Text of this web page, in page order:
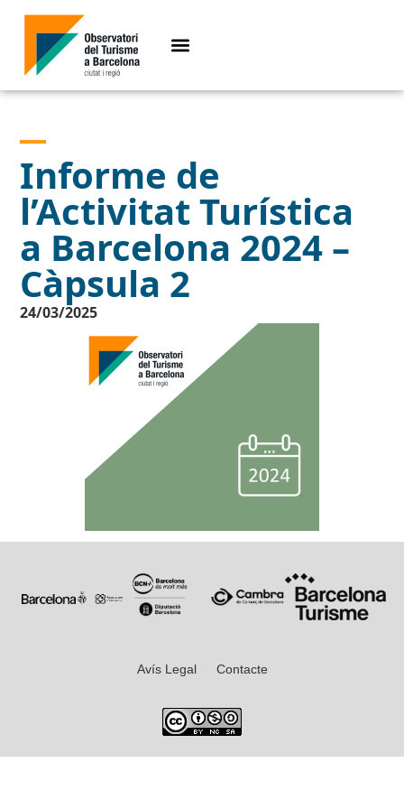
Informe de
l’Activitat Turística
a Barcelona 2024 –
Càpsula 2
24/03/2025
Avís Legal Contacte